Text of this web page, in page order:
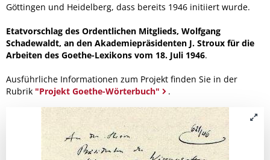
Göttingen und Heidelberg, dass bereits 1946 initiiert wurde.
Etatvorschlag des Ordentlichen Mitglieds, Wolfgang
Schadewaldt, an den Akademiepräsidenten J. Stroux für die
Arbeiten des Goethe-Lexikons vom 18. Juli 1946.
Ausführliche Informationen zum Projekt finden Sie in der
Rubrik "Projekt Goethe-Wörterbuch" .